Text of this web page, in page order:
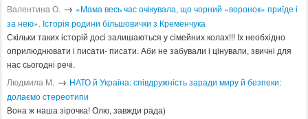
Валентина О. → «Мама весь час очікувала, що чорний «воронок» приїде і
за нею». Історія родини більшовички з Кременчука
Скільки таких історій досі залишаються у сімейних колах!!! Іх необхідно
оприлюднювати і писати- писати. Аби не забували і цінували, звичні для
нас сьогодні речі.
Людмила М. → ​НАТО й Україна: співдружність заради миру й безпеки:
долаємо стереотипи
Вона ж наша зірочка! Олю, завжди рада)